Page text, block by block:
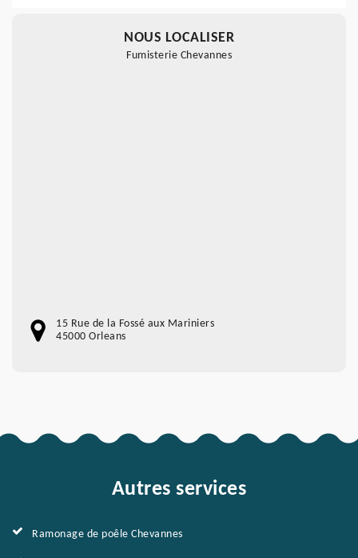
NOUS LOCALISER
Fumisterie Chevannes
15 Rue de la Fossé aux Mariniers
45000 Orleans
Autres services
Ramonage de poêle Chevannes